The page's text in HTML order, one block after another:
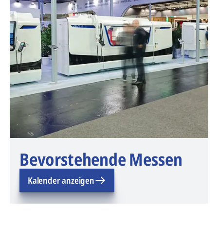
Bevorstehende Messen
Kalender anzeigen